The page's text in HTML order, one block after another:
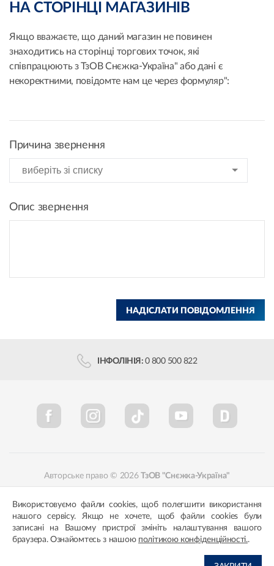
НА СТОРІНЦІ МАГАЗИНІВ
Якщо вважаєте, що даний магазин не повинен
знаходитись на сторінці торгових точок, які
співпрацюють з ТзОВ Снєжка-Україна" або дані є
некоректними, повідомте нам це через формуляр":
Причина звернення
Опис звернення
НАДІСЛАТИ ПОВІДОМЛЕННЯ
ІНФОЛІНІЯ: 0 800 500 822
Авторське право © 2026ТзОВ "Снєжка-Україна"
Політика конфіденційності Відповідність кольорів
Використовуємо файли cookies, щоб полегшити використання
нашого сервісу. Якщо не хочете, щоб файли cookies були
записані на Вашому пристрої змініть налаштування вашого
браузера. Ознайомтесь з нашою політикою конфіденційності..